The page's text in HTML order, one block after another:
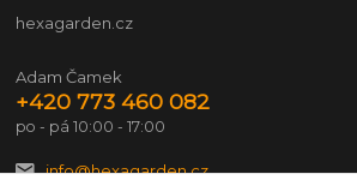
hexagarden.cz
Adam Čamek
+420 773 460 082
po - pá 10:00 - 17:00
info@hexagarden.cz